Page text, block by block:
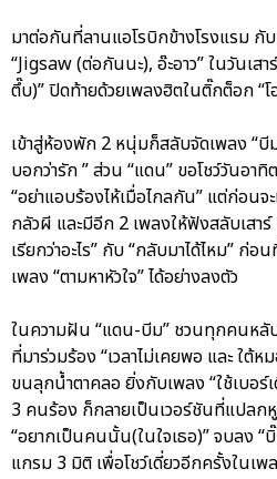
มาต่อกันที่ลานแอโรบิกข้างโรงแรม กั
“Jigsaw (ต่อกันนะ), อ๊ะอาว” ในวันเส
ตึ๊บ)” ปิดท้ายด้วยเพลงฮิตในติ๊กต็อก “โ
เข้าสู่ห้องพัก 2 หนุ่มก็สลับจัดเพลง “บี
บอกว่ารัก ” ส่วน “แดน” ขอโชว์วันอาทิ
“อย่าแอบร้องไห้เมื่อไกลกัน” แต่ก่อนจ
กลัวผี และมีอีก 2 เพลงให้ฟังสลับเสา
เรียกว่าอะไร” กับ “กลับมาได้ไหม” ก่อ
เพลง “ตามหาหัวใจ” ได้อย่างลงตัว
ในความฝัน “แดน-บีม” ชวนทุกคนหลั
ที่มาร่วมร้อง “เวลาไม่เคยพอ และ ใต้
ขนลุกน้ำตาคลอ ยิ่งกับเพลง “ใช้เบอ
3 คนร้อง ก็กลายเป็นเวอร์ชันที่แปลก
“อยากเป็นคนนั้น(ในใจเธอ)” จบลง “
แกรม 3 มิติ เพื่อโชว์เดี่ยวอีกครั้งในเ